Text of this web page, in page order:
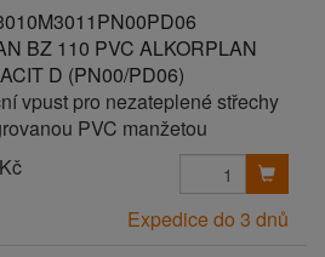
BZ 110 PVC ALKORPLAN
D (PN00/PD06)
vpust pro nezateplené střechy
PVC manžetou
Expedice do 3 dnů